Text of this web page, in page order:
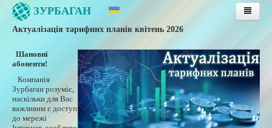
ЗУРБАГАН
Головна
Послуги
Тарифи
Публічна оферта
Інструкції
Актуалізація тарифних планів квітень 2026
Шановні
абоненти!
Компанія
Зурбаган розуміє,
наскільки для Вас
важливим є доступ
до мережі